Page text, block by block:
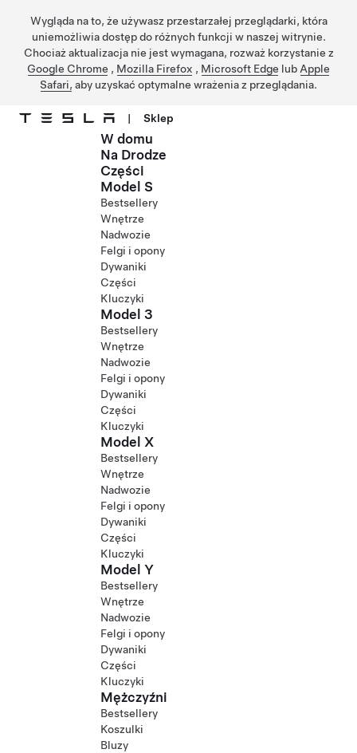
Wygląda na to, że używasz przestarzałej przeglądarki, która
uniemożliwia dostęp do różnych funkcji w naszej witrynie.
Chociaż aktualizacja nie jest wymagana, rozważ korzystanie z
Google Chrome , Mozilla Firefox , Microsoft Edge lub Apple
Safari, aby uzyskać optymalne wrażenia z przeglądania.
Przejdź do głównej zawartości
| Sklep
W domu
Na Drodze
Części
Model S
Bestsellery
Wnętrze
Nadwozie
Felgi i opony
Dywaniki
Części
Kluczyki
Model 3
Bestsellery
Wnętrze
Nadwozie
Felgi i opony
Dywaniki
Części
Kluczyki
Model X
Bestsellery
Wnętrze
Nadwozie
Felgi i opony
Dywaniki
Części
Kluczyki
Model Y
Bestsellery
Wnętrze
Nadwozie
Felgi i opony
Dywaniki
Części
Kluczyki
Mężczyźni
Bestsellery
Koszulki
Bluzy